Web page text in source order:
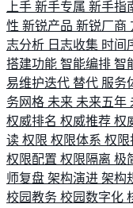
上手 新手专属 新手指
性 新锐产品 新锐厂商
志分析 日志收集 时间
搭建功能 智能编排 智
易维护迭代 替代 服务
务网格 未来 未来五年
权威排名 权威推荐 权
读 权限 权限体系 权限
权限配置 权限隔离 极
师复盘 架构演进 架构
校园教务 校园数字化